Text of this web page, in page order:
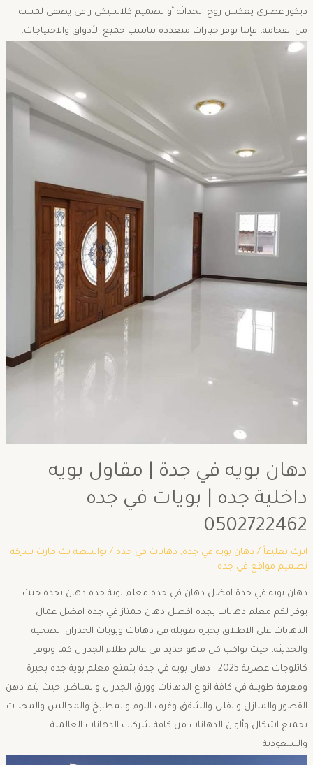
ديكور عصري يعكس روح الحداثة أو تصميم كلاسيكي راقي يضفي لمسة
من الفخامة، فإننا نوفر خيارات متعددة تناسب جميع الأذواق والاحتياجات.
دهان بويه في جدة | مقاول بويه
داخلية جده | بويات في جده
0502722462
اترك تعليقاً / دهان بويه في جدة, دهانات في جدة / بواسطة تك مارت شركة
تصميم مواقع في جده
دهان بويه في جدة افضل دهان في جده معلم بوية جده دهان بجده حيث
يوفر لكم معلم دهانات بجده افضل دهان ممتاز في جده افضل عمال
الدهانات على الاطلاق بخبرة طويلة في دهانات وبويات الجدران الصحية
والحديثة، حيث نواكب كل ماهو جديد في عالم طلاء الجدران كما ونوفر
كاتلوجات عصرية 2025 . دهان بويه في جدة يتمتع معلم بوية جده بخبرة
ومعرفة طويلة في كافة انواع الدهانات وورق الجدران والمناظر، حيث يتم دهن
القصور والمنازل والفلل والشقق وغرف النوم والمطابخ والمجالس والمحلات
بجميع اشكال وألوان الدهانات من كافة شركات الدهانات العالمية
والسعودية